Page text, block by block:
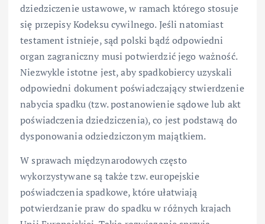
dziedziczenie ustawowe, w ramach którego stosuje
się przepisy Kodeksu cywilnego. Jeśli natomiast
testament istnieje, sąd polski bądź odpowiedni
organ zagraniczny musi potwierdzić jego ważność.
Niezwykle istotne jest, aby spadkobiercy uzyskali
odpowiedni dokument poświadczający stwierdzenie
nabycia spadku (tzw. postanowienie sądowe lub akt
poświadczenia dziedziczenia), co jest podstawą do
dysponowania odziedziczonym majątkiem.
W sprawach międzynarodowych często
wykorzystywane są także tzw. europejskie
poświadczenia spadkowe, które ułatwiają
potwierdzanie praw do spadku w różnych krajach